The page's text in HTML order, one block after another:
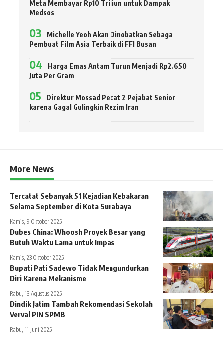
Meta Membayar Rp10 Triliun untuk Dampak
Medsos
Michelle Yeoh Akan Dinobatkan Sebaga
Pembuat Film Asia Terbaik di FFI Busan
Harga Emas Antam Turun Menjadi Rp2.650
Juta Per Gram
Direktur Mossad Pecat 2 Pejabat Senior
karena Gagal Gulingkin Rezim Iran
More News
Tercatat Sebanyak 51 Kejadian Kebakaran
Selama September di Kota Surabaya
Kamis, 9 Oktober 2025
Dubes China: Whoosh Proyek Besar yang
Butuh Waktu Lama untuk Impas
Kamis, 23 Oktober 2025
Bupati Pati Sadewo Tidak Mengundurkan
Diri Karena Mekanisme
Rabu, 13 Agustus 2025
Dindik Jatim Tambah Rekomendasi Sekolah
Verval PIN SPMB
Rabu, 11 Juni 2025